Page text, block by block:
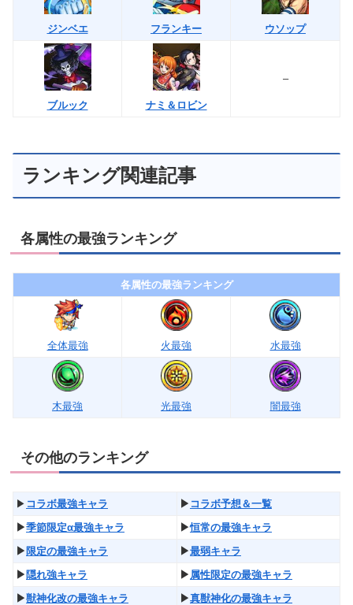
ジンベエ フランキー ウソップ
ブルック ナミ＆ロビン
–
ランキング関連記事
各属性の最強ランキング
各属性の最強ランキング
全体最強 火最強 水最強
木最強 光最強 闇最強
その他のランキング
▶︎ コラボ最強キャラ ▶︎ コラボ予想＆一覧
▶︎季節限定α最強キャラ ▶︎恒常の最強キャラ
▶︎ 限定の最強キャラ ▶︎最弱キャラ
▶︎ 隠れ強キャラ ▶︎ 属性限定の最強キャラ
▶︎獣神化改の最強キャラ ▶︎真獣神化の最強キャラ